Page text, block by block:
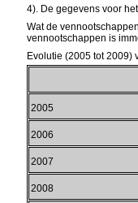
4). De gegevens voor
Wat de
vennootschappen is
Evolutie (2005 tot 2009)
2005
2006
2007
2008